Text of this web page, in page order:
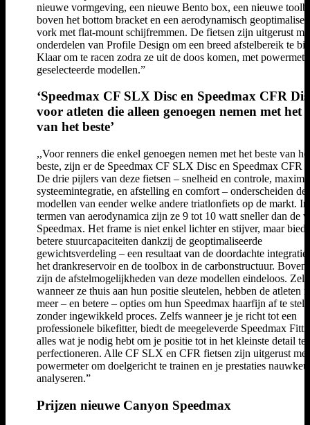
nieuwe vormgeving, een nieuwe Bento box, een nieuwe
boven het bottom bracket en een aerodynamisch
vork met flat-mount schijfremmen. De fietsen zijn uitgerust
onderdelen van Profile Design om een breed afstelbereik te
Klaar om te racen zodra ze uit de doos komen, met
geselecteerde modellen.”
‘Speedmax CF SLX Disc en Speedmax CFR
voor atleten die alleen genoegen nemen met het
van het beste’
,,Voor renners die enkel genoegen nemen met het beste van
beste, zijn er de Speedmax CF SLX Disc en Speedmax CFR
De drie pijlers van deze fietsen – snelheid en controle,
systeemintegratie, en afstelling en comfort – onderscheiden
modellen van eender welke andere triatlonfiets op de markt. In
termen van aerodynamica zijn ze 9 tot 10 watt sneller dan de
Speedmax. Het frame is niet enkel lichter en stijver, maar
betere stuurcapaciteiten dankzij de geoptimaliseerde
gewichtsverdeling – een resultaat van de doordachte integratie
het drankreservoir en de toolbox in de carbonstructuur.
zijn de afstelmogelijkheden van deze modellen eindeloos.
wanneer ze thuis aan hun positie sleutelen, hebben de atleten
meer – en betere – opties om hun Speedmax haarfijn af te
zonder ingewikkeld proces. Zelfs wanneer je je richt tot een
professionele bikefitter, biedt de meegeleverde Speedmax
alles wat je nodig hebt om je positie tot in het kleinste detail te
perfectioneren. Alle CF SLX en CFR fietsen zijn uitgerust
powermeter om doelgericht te trainen en je prestaties
analyseren.”
Prijzen nieuwe Canyon Speedmax